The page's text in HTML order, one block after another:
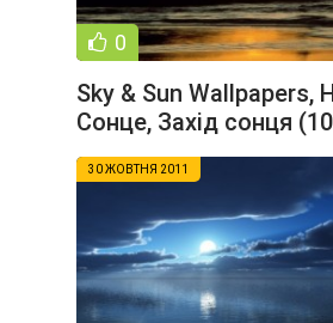
0
Sky & Sun Wallpapers,
Сонце, Захід сонця
шпалер)
30 ЖОВТНЯ 2011